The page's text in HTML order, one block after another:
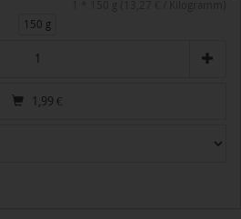
150 g
1,99 €